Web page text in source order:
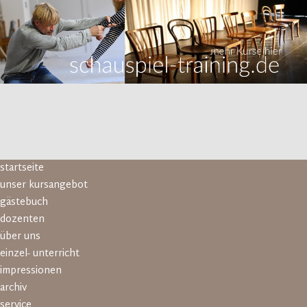
Navigation
überspringen
startseite
unser kursangebot
gästebuch
dozenten
über uns
einzel- unterricht
impressionen
archiv